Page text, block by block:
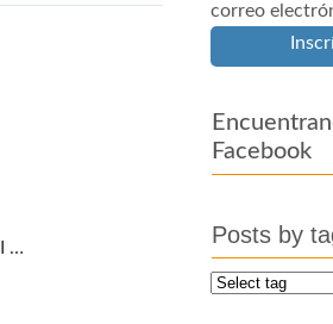
…
correo
Facebook
Posts by